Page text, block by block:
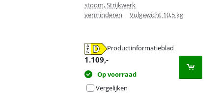
stoom, Strijkwerk
verminderen | Vulgewicht 10,5 kg
Productinformatieblad
1.109,-
Op voorraad
Vergelijken